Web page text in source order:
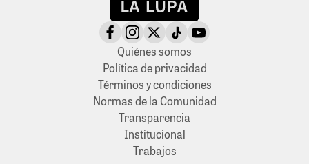
Quiénes somos
Política de privacidad
Términos y condiciones
Normas de la Comunidad
Transparencia
Institucional
Trabajos